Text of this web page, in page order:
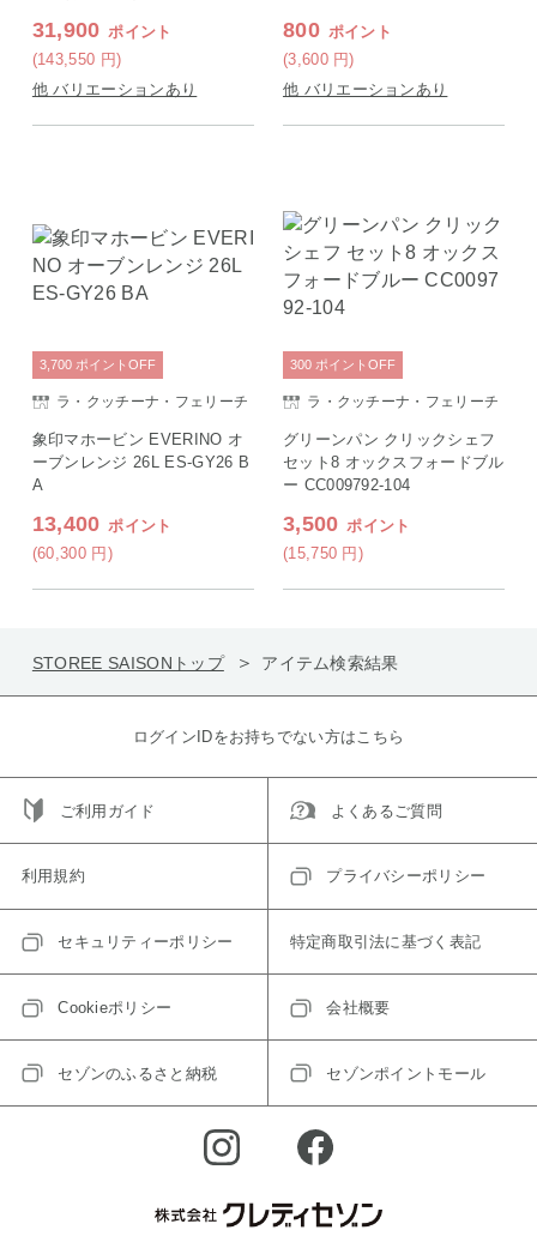
31,900 ポイント
(143,550 円)
他 バリエーションあり
800 ポイント
(3,600 円)
他 バリエーションあり
ラ・クッチーナ・フェリーチ
象印マホービン EVERINO オ
ーブンレンジ 26L ES-GY26 B
A
13,400 ポイント
(60,300 円 )
3,700 ポイント OFF
ラ・クッチーナ・フェリーチ
グリーンパン クリックシェフ
セット8 オックスフォードブル
ー CC009792-104
3,500 ポイント
(15,750 円 )
300 ポイント OFF
STOREE SAISONトップ アイテム検索結果
ログインIDをお持ちでない方はこちら
ご利用ガイド よくあるご質問
利用規約 プライバシーポリシー
セキュリティーポリシー 特定商取引法に基づく表記
Cookieポリシー 会社概要
セゾンのふるさと納税 セゾンポイントモール